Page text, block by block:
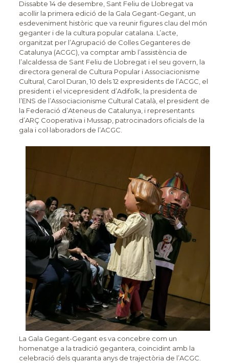
Dissabte 14 de desembre, Sant Feliu de Llobregat va
acollir la primera edició de la Gala Gegant-Gegant, un
esdeveniment històric que va reunir figures clau del món
geganter i de la cultura popular catalana. L’acte,
organitzat per l’Agrupació de Colles Geganteres de
Catalunya (ACGC), va comptar amb l’assistència de
l’alcaldessa de Sant Feliu de Llobregat i el seu govern, la
directora general de Cultura Popular i Associacionisme
Cultural, Carol Duran, 10 dels 12 expresidents de l’ACGC, el
president i el vicepresident d’Adifolk, la presidenta de
l’ENS de l’Associacionisme Cultural Català, el president de
la Federació d’Ateneus de Catalunya, i representants
d’ARÇ Cooperativa i Mussap, patrocinadors oficials de la
gala i col·laboradors de l’ACGC.
La Gala Gegant-Gegant es va concebre com un
homenatge a la tradició gegantera, coincidint amb la
celebració dels quaranta anys de trajectòria de l’ACGC.